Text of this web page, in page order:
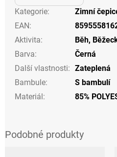
Kategorie:
Zimní
EAN:
Aktivita: Běh,
Barva:
Černá
Další vlastnosti: Zateplená
Bambule:
S bambulí
Materiál: 85%